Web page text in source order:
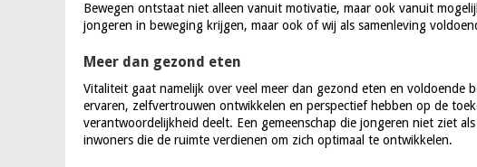
Bewegen ontstaat niet alleen vanuit motivatie, maar ook vanuit
jongeren in beweging krijgen, maar ook of wij als samenleving
Meer dan gezond eten
Vitaliteit gaat namelijk over veel meer dan gezond eten en voldoende
ervaren, zelfvertrouwen ontwikkelen en perspectief hebben op de
verantwoordelijkheid deelt. Een gemeenschap die jongeren niet ziet
inwoners die de ruimte verdienen om zich optimaal te ontwikkelen.